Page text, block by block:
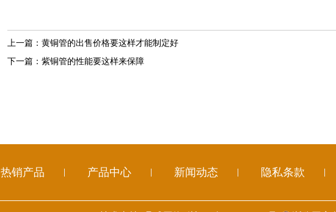
上一篇： 黄铜管的出售价格要这样才能制定好
下一篇： 紫铜管的性能要这样来保障
热销产品 产品中心 新闻动态 隐私条款